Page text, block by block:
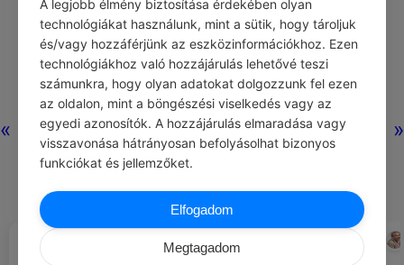
« »
#IDÉZETEK NŐK MURAKAMI HARUKI
Ha kitartóan vágyunk a
A legjobb élmény biztosítása érdekében olyan
technológiákat használunk, mint a sütik, hogy tároljuk
és/vagy hozzáférjünk az eszközinformációkhoz. Ezen
technológiákhoz való hozzájárulás lehetővé teszi
számunkra, hogy olyan adatokat dolgozzunk fel ezen
az oldalon, mint a böngészési viselkedés vagy az
egyedi azonosítók. A hozzájárulás elmaradása vagy
visszavonása hátrányosan befolyásolhat bizonyos
funkciókat és jellemzőket.
Elfogadom
Megtagadom